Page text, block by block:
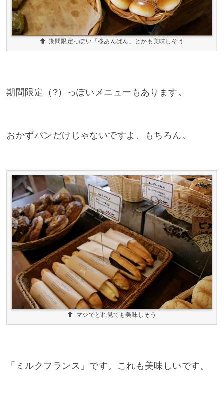
期間限定っぽい「桜あんぱん」とかも美味しそう
期間限定（?）っぽいメニューもあります。
おかずパンだけじゃないですよ、もちろん。
マジでどれ見ても美味しそう
「ミルクフランス」です。これも美味しいです。